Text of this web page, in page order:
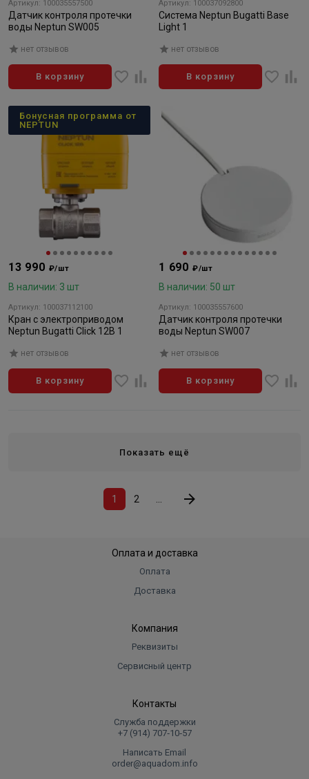
Артикул: 100035557500
Датчик контроля протечки
воды Neptun SW005
нет отзывов
В корзину
Артикул: 100037092800
Система Neptun Bugatti Base
Light 1
нет отзывов
В корзину
13 990 ₽/шт
В наличии: 3 шт
Артикул: 100037112100
Кран с электроприводом
Neptun Bugatti Click 12В 1
нет отзывов
В корзину
Бонусная программа от
NEPTUN
1 690 ₽/шт
В наличии: 50 шт
Артикул: 100035557600
Датчик контроля протечки
воды Neptun SW007
нет отзывов
В корзину
Показать ещё
1 2
Оплата и доставка
Оплата
Доставка
Компания
Реквизиты
Сервисный центр
Контакты
Служба поддержки
+7 (914) 707‑10‑57
Написать Email
order@aquadom.info